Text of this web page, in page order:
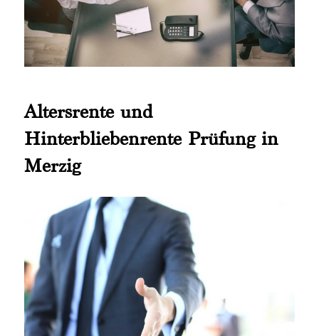
Altersrente und
Hinterbliebenrente Prüfung in
Merzig